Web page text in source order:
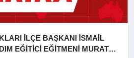
İLÇE BAŞKANI İSMAİL
EĞİTİCİ EĞİTMENİ MURAT